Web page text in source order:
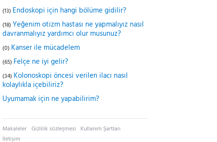
(13) Endoskopi için hangi bölüme gidilir?
(18) Yeğenim otizm hastası ne yapmalıyız nasıl
davranmalıyız yardımcı olur musunuz?
(0) Kanser ile mücadelem
(65) Felçe ne iyi gelir?
(34) Kolonoskopi öncesi verilen ilacı nasıl
kolaylıkla içebiliriz?
Uyumamak için ne yapabilirim?
Makaleler Gizlilik sözleşmesi Kullanım Şartları
İletişim